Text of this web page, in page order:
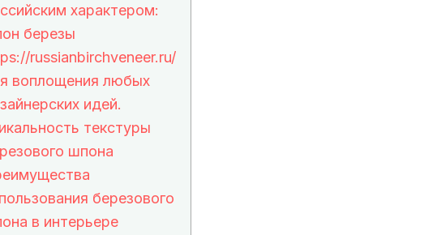
характером:
березы
russianbirchveneer.ru/
воплощения любых
идей.
текстуры
шпона
березового
в интерьере